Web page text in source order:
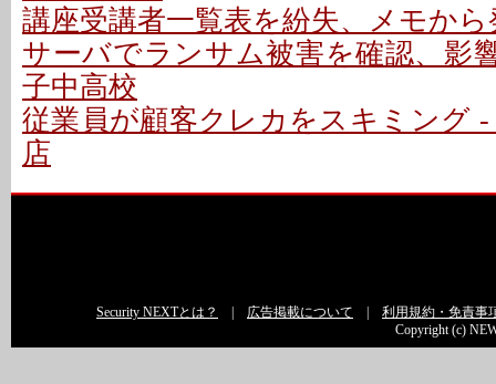
講座受講者一覧表を紛失、メモか
サーバでランサム被害を確認、影
子中高校
従業員が顧客クレカをスキミング
店
Security NEXTとは？ 広告掲載について
利用規約・免責事
Copyright (c)